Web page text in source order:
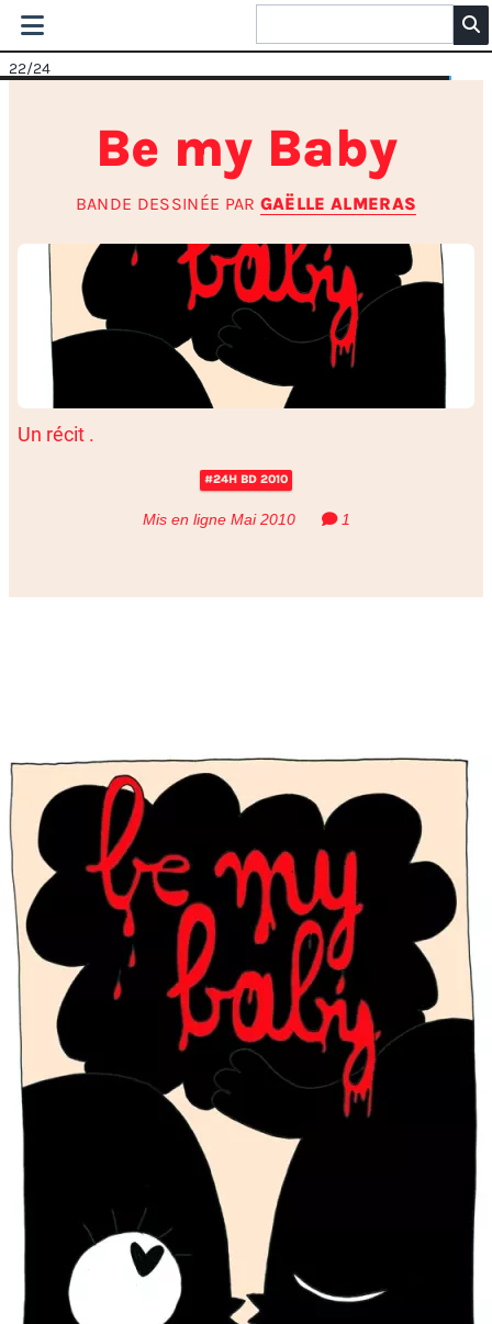
22/24
Be my Baby
BANDE DESSINÉE PAR GAËLLE ALMERAS
Un récit .
#24H BD 2010
Mis en ligne Mai 2010 1